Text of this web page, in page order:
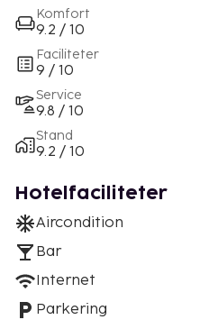
Komfort
9.2 / 10
Faciliteter
9 / 10
Service
9.8 / 10
Stand
9.2 / 10
Hotelfaciliteter
Aircondition
Bar
Internet
Parkering